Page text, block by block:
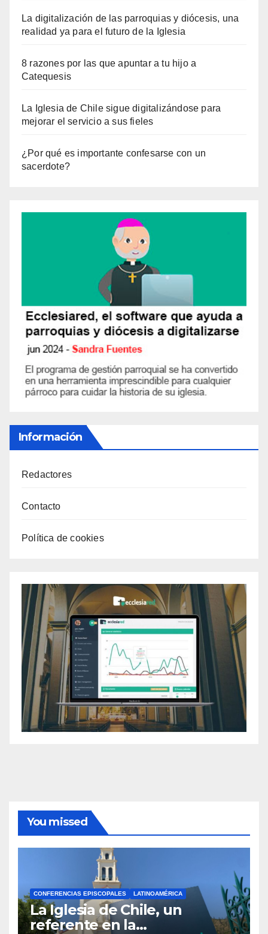
La digitalización de las parroquias y diócesis, una
realidad ya para el futuro de la Iglesia
8 razones por las que apuntar a tu hijo a
Catequesis
La Iglesia de Chile sigue digitalizándose para
mejorar el servicio a sus fieles
¿Por qué es importante confesarse con un
sacerdote?
Información
Redactores
Contacto
Política de cookies
You missed
CONFERENCIAS EPISCOPALES LATINOAMÉRICA
La Iglesia de Chile, un
referente en la